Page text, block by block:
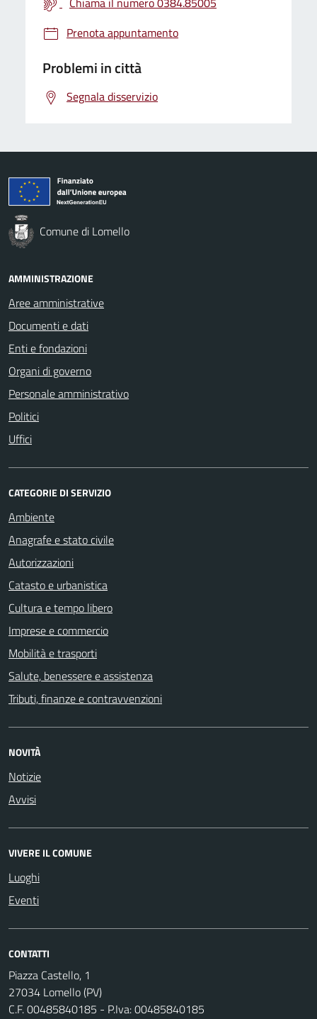
Prenota appuntamento
Problemi in città
Segnala disservizio
Comune di Lomello
AMMINISTRAZIONE
Aree amministrative
Documenti e dati
Enti e fondazioni
Organi di governo
Personale amministrativo
Politici
Uffici
CATEGORIE DI SERVIZIO
Ambiente
Anagrafe e stato civile
Autorizzazioni
Catasto e urbanistica
Cultura e tempo libero
Imprese e commercio
Mobilità e trasporti
Salute, benessere e assistenza
Tributi, finanze e contravvenzioni
NOVITÀ
Notizie
Avvisi
VIVERE IL COMUNE
Luoghi
Eventi
CONTATTI
Piazza Castello, 1
27034 Lomello (PV)
C.F. 00485840185 - P.Iva: 00485840185